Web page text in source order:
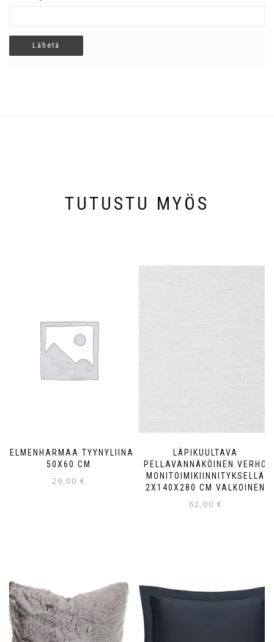
TUTUSTU MYÖS
HELMENHARMAA TYYNYLIINA
50X60 CM
29,00 €
LÄPIKUULTAVA
PELLAVANNÄKÖINEN VERHO
MONITOIMIKIINNITYKSELLÄ
2X140X280 CM VALKOINEN
62,00 €